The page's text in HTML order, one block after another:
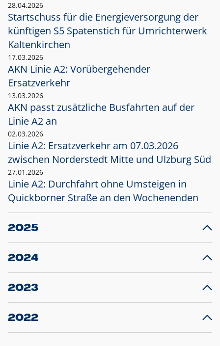
28.04.2026
Startschuss für die Energieversorgung der
künftigen S5 Spatenstich für Umrichterwerk
Kaltenkirchen
17.03.2026
AKN Linie A2: Vorübergehender
Ersatzverkehr
13.03.2026
AKN passt zusätzliche Busfahrten auf der
Linie A2 an
02.03.2026
Linie A2: Ersatzverkehr am 07.03.2026
zwischen Norderstedt Mitte und Ulzburg Süd
27.01.2026
Linie A2: Durchfahrt ohne Umsteigen in
Quickborner Straße an den Wochenenden
2025
23.12.2025
Projekt S5: Start der Bauarbeiten am
2024
10.12.2024
Großprojekt S5: Sperrung der Bahnstraße in
2023
20.12.2023
Schleswig-Holstein verlängert den
2022
22.12.2022